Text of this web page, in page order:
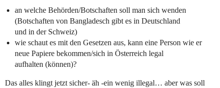
an welche Behörden/Botschaften soll man sich wenden
(Botschaften von Bangladesch gibt es in Deutschland
und in der Schweiz)
wie schaut es mit den Gesetzen aus, kann eine Person wie er
neue Papiere bekommen/sich in Österreich legal
aufhalten (können)?
Das alles klingt jetzt sicher- äh -ein wenig illegal… aber was soll